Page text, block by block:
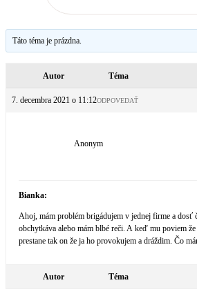
Táto téma je prázdna.
Autor Téma
7. decembra 2021 o 11:12ODPOVEDAŤ
Anonym
Bianka:
Ahoj, mám problém brigádujem v jednej firme a dosť
obchytkáva alebo mám blbé reči. A keď mu poviem
prestane tak on že ja ho provokujem a dráždim. Čo
Autor Téma